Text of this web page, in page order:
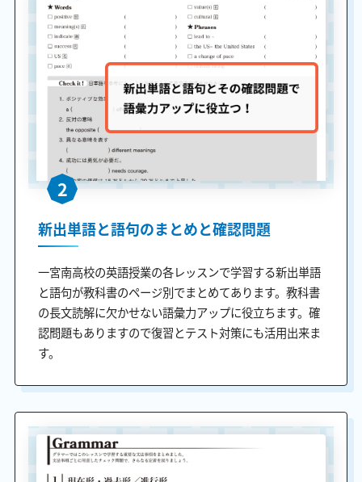
2
新出単語と語句のまとめと確認問題
一宮南高校の英語授業の各レッスンで学習する新出単語
と語句が教科書のページ別でまとめてあります。教科書
の長文読解に欠かせない語彙力アップに役立ちます。確
認問題もありますので復習とテスト対策にも活用出来ま
す。